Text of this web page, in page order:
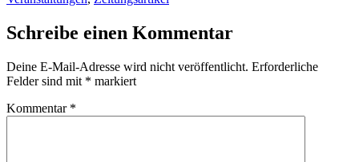
Schreibe einen Kommentar
Deine E-Mail-Adresse wird nicht veröffentlicht. Erforderliche
Felder sind mit * markiert
Kommentar *